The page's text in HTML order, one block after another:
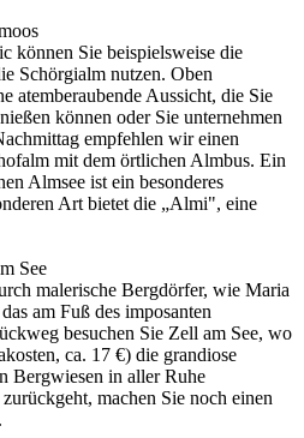
können Sie beispielsweise die
Schörgialm nutzen. Oben
atemberaubende Aussicht, die Sie
können oder Sie unternehmen
empfehlen wir einen
mit dem örtlichen Almbus. Ein
Almsee ist ein besonderes
Art bietet die „Almi", eine
See
malerische Bergdörfer, wie Maria
am Fuß des imposanten
besuchen Sie Zell am See, wo
ca. 17 €) die grandiose
Bergwiesen in aller Ruhe
machen Sie noch einen